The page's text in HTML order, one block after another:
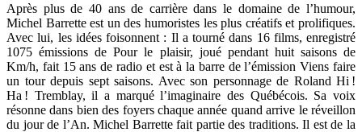
Après plus de 40 ans de carrière dans le domaine de l’humour,
Michel Barrette est un des humoristes les plus créatifs et prolifiques.
Avec lui, les idées foisonnent : Il a tourné dans 16 films, enregistré
1075 émissions de Pour le plaisir, joué pendant huit saisons de
Km/h, fait 15 ans de radio et est à la barre de l’émission Viens faire
un tour depuis sept saisons. Avec son personnage de Roland Hi !
Ha ! Tremblay, il a marqué l’imaginaire des Québécois. Sa voix
résonne dans bien des foyers chaque année quand arrive le réveillon
du jour de l’An. Michel Barrette fait partie des traditions. Il est de la